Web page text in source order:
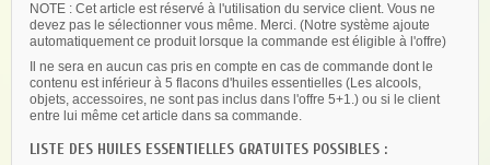
NOTE : Cet article est réservé à l'utilisation du service client. Vous ne
devez pas le sélectionner vous même. Merci. (Notre système ajoute
automatiquement ce produit lorsque la commande est éligible à l'offre)
Il ne sera en aucun cas pris en compte en cas de commande dont le
contenu est inférieur à 5 flacons d'huiles essentielles (Les alcools,
objets, accessoires, ne sont pas inclus dans l'offre 5+1.) ou si le client
entre lui même cet article dans sa commande.
LISTE DES HUILES ESSENTIELLES GRATUITES POSSIBLES :